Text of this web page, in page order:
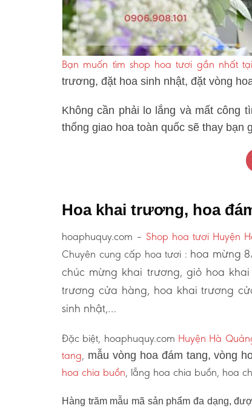
Bạn muốn tìm shop hoa tươi gần nhất
trương, đặt hoa sinh nhật, đặt vòng
Không cần phải lo lắng và mất công
thống giao hoa toàn quốc sẽ thay bạn
Hoa khai trương, hoa
hoaphuquy.com – Shop hoa tươi Huyện
Chuyên cung cấp hoa tươi : hoa mừng
chúc mừng khai trương, giỏ hoa
trương cửa hàng, hoa khai trương
sinh nhật,…
Đặc biệt, hoaphuquy.com Huyện Hà
tang, mẫu vòng hoa đám tang, vòng
hoa chia buồn, lẵng hoa chia buồn, hoa
Hàng trăm mẫu mã sản phẩm đa dạng,